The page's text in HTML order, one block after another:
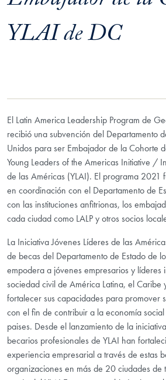
YLAI de DC
El Latin America Leadership Program de
recibió una subvención del Departamento
Unidos para ser Embajador de la Cohorte
Young Leaders of the Americas Initiative /
de las Américas (YLAI). El programa 2021
en coordinación con el Departamento de
con las instituciones anfitrionas, los
cada ciudad como LALP y otros socios
La Iniciativa Jóvenes Líderes de las
de becas del Departamento de Estado de
empodera a jóvenes empresarios y líderes
sociedad civil de América Latina, el Caribe
fortalecer sus capacidades para promover
con el fin de contribuir a la economía
paises. Desde el lanzamiento de la
becarios profesionales de YLAI han
experiencia empresarial a través de estas
organizaciones en más de 20 ciudades de